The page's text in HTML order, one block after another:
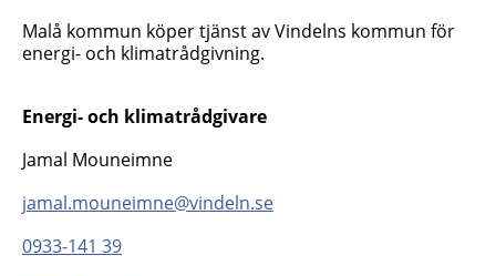
Malå kommun köper tjänst av Vindelns kommun för
energi- och klimatrådgivning.
Energi- och klimatrådgivare
Jamal Mouneimne
jamal.mouneimne@vindeln.se
0933-141 39